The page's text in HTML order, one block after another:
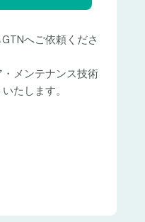
へご依頼くださ
メンテナンス技術
たします。